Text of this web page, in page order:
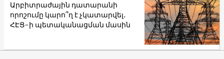
Արբիտրաժային դատարանի
որոշումը կարո՞ղ է չկատարվել․
ՀԷՑ-ի պետականացման մասին